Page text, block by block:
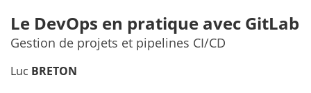
Le DevOps en pratique avec GitLab
Gestion de projets et pipelines CI/CD
Luc BRETON